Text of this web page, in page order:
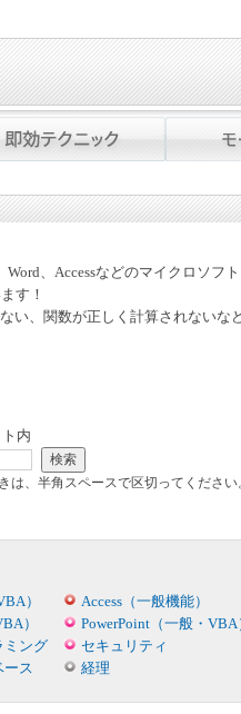
、Accessなどのマイクロソフ
す！
い、関数が正しく計算されないな
内
は、半角スペースで区切ってください
）
Access（一般機能）
）
PowerPoint（一般・VBA
ミング
セキュリティ
ース 経理